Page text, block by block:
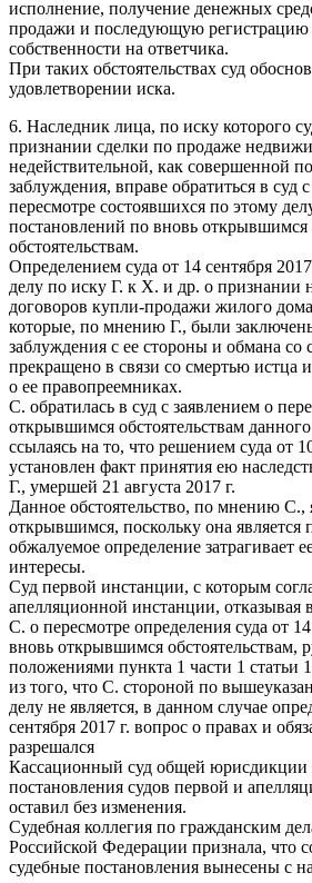
исполнение, получение денежных
продажи и последующую регистрацию
собственности на ответчика.
При таких обстоятельствах суд
удовлетворении иска.
6. Наследник лица, по иску которого
признании сделки по продаже
недействительной, как совершенной
заблуждения, вправе обратиться в суд
пересмотре состоявшихся по этому
постановлений по вновь
обстоятельствам.
Определением суда от 14 сентября
делу по иску Г. к Х. и др. о признании
договоров купли-продажи жилого дома
которые, по мнению Г., были
заблуждения с ее стороны и обмана со
прекращено в связи со смертью истца
о ее правопреемниках.
С. обратилась в суд с заявлением о
открывшимся обстоятельствам
ссылаясь на то, что решением суда от
установлен факт принятия ею
Г., умершей 21 августа 2017 г.
Данное обстоятельство, по мнению С.,
открывшимся, поскольку она является
обжалуемое определение затрагивает
интересы.
Суд первой инстанции, с которым
апелляционной инстанции, отказывая
С. о пересмотре определения суда от
вновь открывшимся обстоятельствам,
положениями пункта 1 части 1
из того, что С. стороной по
делу не является, в данном случае
сентября 2017 г. вопрос о правах и
разрешался
Кассационный суд общей юрисдикции
постановления судов первой и
оставил без изменения.
Судебная коллегия по гражданским
Российской Федерации признала, что
судебные постановления вынесены с